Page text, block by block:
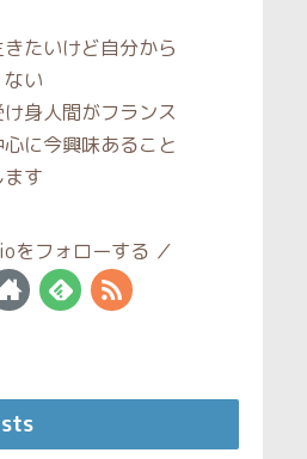
たいけど自分から
い
身人間がフランス
に今興味あること
す
をフォローする